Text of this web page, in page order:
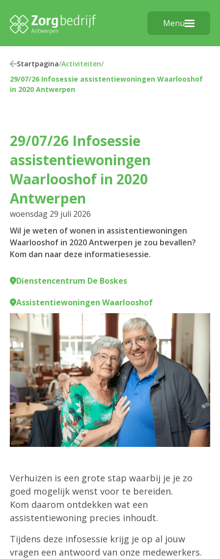
Menu
Startpagina/Activiteiten/
29/07/26 Infosessie assistentiewoningen Waarlooshof
in 2020 Antwerpen
29/07/26 Infosessie
assistentiewoningen
Waarlooshof in 2020
Antwerpen
woensdag 29 juli 2026
Wil je weten of wonen in assistentiewoningen
Waarlooshof in 2020 Antwerpen je zou bevallen?
Kom dan naar deze informatiesessie.
Dienstencentrum De Boskes
Assistentiewoningen Waarlooshof
Verhuizen is een grote stap waarbij je je zo
goed mogelijk wenst voor te bereiden.
Kom daarom ontdekken wat een
assistentiewoning precies inhoudt.
Tijdens deze infosessie krijg je op al jouw
vragen een antwoord van onze medewerkers.